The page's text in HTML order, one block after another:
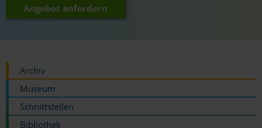
Angebot anfordern
Archiv
Museum
Schnittstellen
Bibliothek